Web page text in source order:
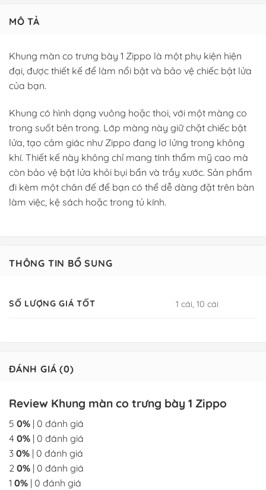
MÔ TẢ
Khung màn co trưng bày 1 Zippo là một phụ kiện hiện
đại, được thiết kế để làm nổi bật và bảo vệ chiếc bật lửa
của bạn.
Khung có hình dạng vuông hoặc thoi, với một màng co
trong suốt bên trong. Lớp màng này giữ chặt chiếc bật
lửa, tạo cảm giác như Zippo đang lơ lửng trong không
khí. Thiết kế này không chỉ mang tính thẩm mỹ cao mà
còn bảo vệ bật lửa khỏi bụi bẩn và trầy xước. Sản phẩm
đi kèm một chân đế để bạn có thể dễ dàng đặt trên bàn
làm việc, kệ sách hoặc trong tủ kính.
THÔNG TIN BỔ SUNG
SỐ LƯỢNG GIÁ TỐT 1 cái, 10 cái
ĐÁNH GIÁ (0)
Review Khung màn co trưng bày 1 Zippo
5 0% | 0 đánh giá
4 0% | 0 đánh giá
3 0% | 0 đánh giá
2 0% | 0 đánh giá
1 0% | 0 đánh giá